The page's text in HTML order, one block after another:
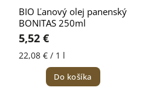
BIO Ľanový olej panenský
BONITAS 250ml
5,52 €
22,08 € / 1 l
Do košíka